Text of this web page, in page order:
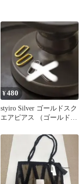
¥480
styiro Silver ゴールドスク
エアピアス （ゴールド）